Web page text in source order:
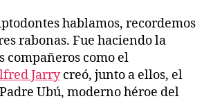
hablamos, recordemos
rabonas. Fue haciendo la
compañeros como el
Jarrycreó, junto a ellos, el
Ubú, moderno héroe del